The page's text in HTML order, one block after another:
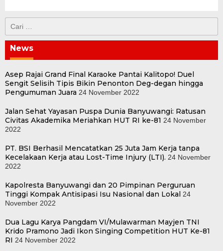
Cari
untuk:
News
Asep Rajai Grand Final Karaoke Pantai Kalitopo! Duel
Sengit Selisih Tipis Bikin Penonton Deg-degan hingga
Pengumuman Juara 24 November 2022
Jalan Sehat Yayasan Puspa Dunia Banyuwangi: Ratusan
Civitas Akademika Meriahkan HUT RI ke-81 24 November
2022
PT. BSI Berhasil Mencatatkan 25 Juta Jam Kerja tanpa
Kecelakaan Kerja atau Lost-Time Injury (LTI). 24 November
2022
Kapolresta Banyuwangi dan 20 Pimpinan Perguruan
Tinggi Kompak Antisipasi Isu Nasional dan Lokal 24
November 2022
Dua Lagu Karya Pangdam VI/Mulawarman Mayjen TNI
Krido Pramono Jadi Ikon Singing Competition HUT Ke-81
RI 24 November 2022